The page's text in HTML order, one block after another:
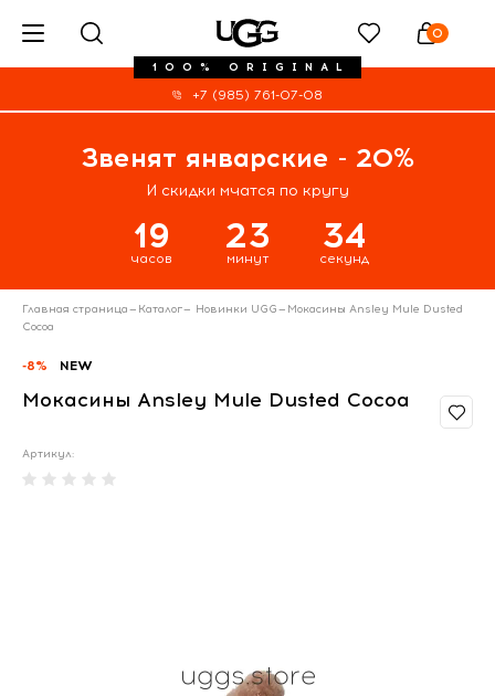
100% ORIGINAL
0
+7 (985) 761-07-08
Звенят январские - 20%
И скидки мчатся по кругу
19
часов
23
минут
34
секунд
Главная страница— Каталог— Новинки UGG— Мокасины Ansley Mule Dusted
Cocoa
-8% NEW
Мокасины Ansley Mule Dusted Cocoa
Артикул: